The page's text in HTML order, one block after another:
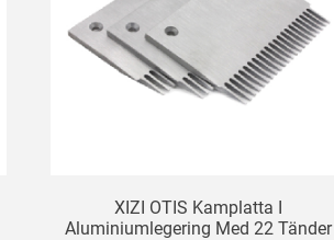
XIZI OTIS Kamplatta I
Aluminiumlegering Med 22 Tänder